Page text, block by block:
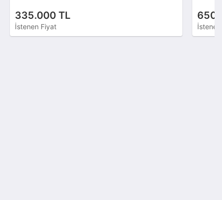
335.000 TL
İstenen Fiyat